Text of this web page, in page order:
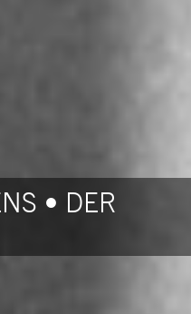
• DER